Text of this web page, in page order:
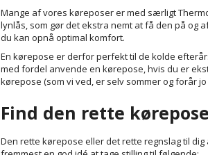
Mange af vores køreposer er med særligt
lynlås, som gør det ekstra nemt at få den på og
du kan opnå optimal komfort.
En kørepose er derfor perfekt til de kolde
med fordel anvende en kørepose, hvis du er
kørepose (som vi ved, er selv sommer og forår
Find den rette
Den rette kørepose eller det rette regnslag til